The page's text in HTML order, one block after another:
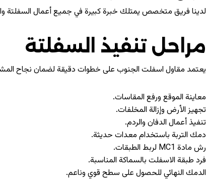
لدينا فريق متخصص يمتلك خبرة كبيرة في جميع أعمال السفلتة
مراحل تنفيذ السفلتة
يعتمد مقاول اسفلت الجنوب على خطوات دقيقة لضمان نجاح
معاينة الموقع ورفع المقاسات.
تجهيز الأرض وإزالة المخلفات.
تنفيذ أعمال الدفان والردم.
دمك التربة باستخدام معدات حديثة.
رش مادة MC1 لربط الطبقات.
فرد طبقة الاسفلت بالسماكة المناسبة.
الدمك النهائي للحصول على سطح قوي وناعم.